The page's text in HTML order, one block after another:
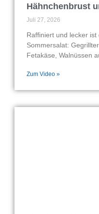
Hähnchenbrust
Juli 27, 2026
Raffiniert und lecker
Sommersalat:
Fetakäse, Walnüssen
Zum Video »